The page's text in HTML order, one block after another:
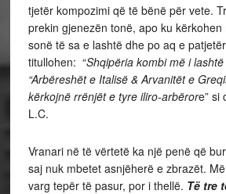
tjetër kompozimi që të bënë për vete.
prekin gjenezën tonë, apo ku
sonë të sa e lashtë dhe po aq e
titullohen: “Shqipëria kombi më i
“Arbëreshët e Italisë & Arvanitët e
kërkojnë rrënjët e tyre iliro-arbërore” si
L.C.
Vranari në të vërtetë ka një penë që
saj nuk mbetet asnjëherë e zbrazët.
varg tepër të pasur, por i thellë. Të tre